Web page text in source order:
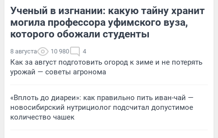
Ученый в изгнании: какую тайну хранит
могила профессора уфимского вуза,
которого обожали студенты
8 августа 10 980 4
Как за август подготовить огород к зиме и не потерять
урожай — советы агронома
«Вплоть до диареи»: как правильно пить иван-чай —
новосибирский нутрициолог подсчитал допустимое
количество чашек